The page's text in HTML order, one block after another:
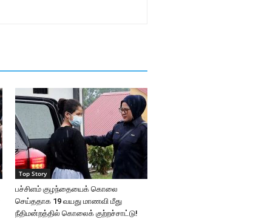
Top Story
பச்சிளம் குழந்தையைக் கொலை
செய்ததாக 19 வயது மாணவி மீது
நீதிமன்றத்தில் கொலைக் குற்றச்சாட்டு!